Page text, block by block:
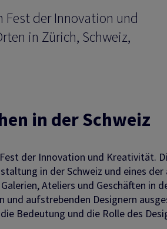
Fest der Innovation und
in Zürich, Schweiz,
in der Schweiz
der Innovation und Kreativität.
in der Schweiz und eines der
Ateliers und Geschäften in
und aufstrebenden Designern
Bedeutung und die Rolle des